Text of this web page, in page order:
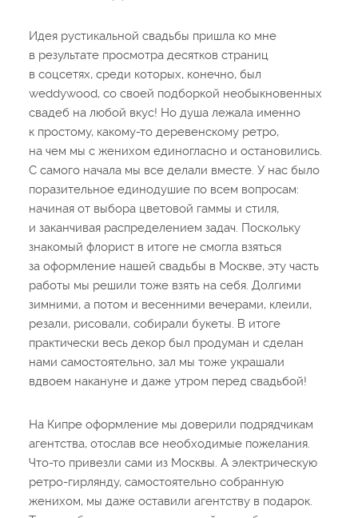
Идея рустикальной свадьбы пришла ко мне
в результате просмотра десятков страниц
в соцсетях, среди которых, конечно, был
weddywood, со своей подборкой необыкновенных
свадеб на любой вкус! Но душа лежала именно
к простому, какому-то деревенскому ретро,
на чем мы с женихом единогласно и остановились.
С самого начала мы все делали вместе. У нас было
поразительное единодушие по всем вопросам:
начиная от выбора цветовой гаммы и стиля,
и заканчивая распределением задач. Поскольку
знакомый флорист в итоге не смогла взяться
за оформление нашей свадьбы в Москве, эту часть
работы мы решили тоже взять на себя. Долгими
зимними, а потом и весенними вечерами, клеили,
резали, рисовали, собирали букеты. В итоге
практически весь декор был продуман и сделан
нами самостоятельно, зал мы тоже украшали
вдвоем накануне и даже утром перед свадьбой!
На Кипре оформление мы доверили подрядчикам
агентства, отослав все необходимые пожелания.
Что-то привезли сами из Москвы. А электрическую
ретро-гирлянду, самостоятельно собранную
женихом, мы даже оставили агентству в подарок.